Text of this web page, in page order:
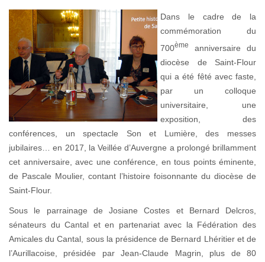
Dans le cadre de la
commémoration du
700ème
anniversaire du
diocèse de Saint-Flour
qui a été fêté avec faste,
par un colloque
universitaire, une
exposition, des
conférences, un spectacle Son et Lumière, des messes
jubilaires… en 2017, la Veillée d’Auvergne a prolongé brillamment
cet anniversaire, avec une conférence, en tous points éminente,
de Pascale Moulier, contant l’histoire foisonnante du diocèse de
Saint-Flour.
Sous le parrainage de Josiane Costes et Bernard Delcros,
sénateurs du Cantal et en partenariat avec la Fédération des
Amicales du Cantal, sous la présidence de Bernard Lhéritier et de
l’Aurillacoise, présidée par Jean-Claude Magrin, plus de 80